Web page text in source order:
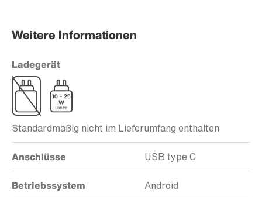
Weitere Informationen
Ladegerät
Standardmäßig nicht im Lieferumfang enthalten
Anschlüsse USB type C
Betriebssystem Android